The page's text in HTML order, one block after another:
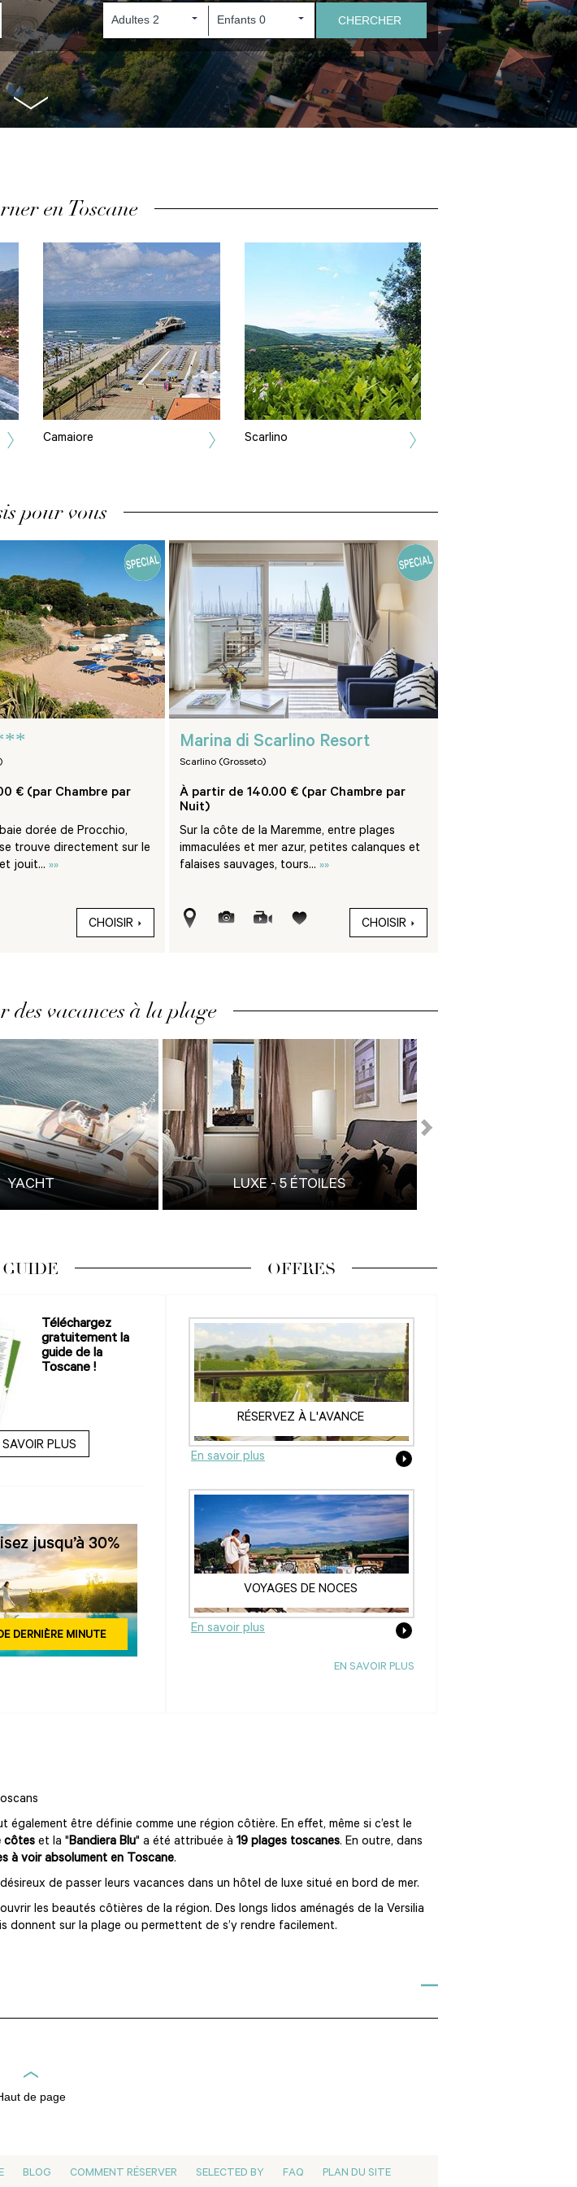
en Toscane
Camaiore Scarlino
pour vous
€ (par Chambre par
dorée de Procchio,
trouve directement sur le
jouit... »»
CHOISIR
Marina di Scarlino Resort
Scarlino (Grosseto)
À partir de 140.00 € (par Chambre par
Nuit)
Sur la côte de la Maremme, entre plages
immaculées et mer azur, petites calanques et
falaises sauvages, tours...»»
CHOISIR
des vacances à la plage
YACHT LUXE - 5 ÉTOILES
GUIDE
Téléchargez
gratuitement la
guide de la
Toscane !
SAVOIR PLUS
OFFRES
RÉSERVEZ À L'AVANCE
En savoir plus
VOYAGES DE NOCES
En savoir plus
EN SAVOIR PLUS
être définie comme une région côtière. En effet, même si c’est le
côtes et la "Bandiera Blu" a été attribuée à 19 plages toscanes. En outre, dans
à voir absolument en Toscane.
de passer leurs vacances dans un hôtel de luxe situé en bord de mer.
les beautés côtières de la région. Des longs lidos aménagés de la Versilia
donnent sur la plage ou permettent de s’y rendre facilement.
de page
BLOG COMMENT RÉSERVER SELECTED BY FAQ PLAN DU SITE